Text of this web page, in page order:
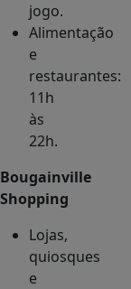
jogo.
Alimentação
e
restaurantes:
11h
às
22h.
Bougainville
Shopping
Lojas,
quiosques
e